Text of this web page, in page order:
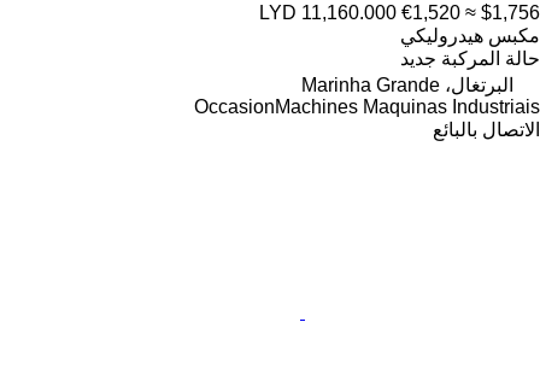
LYD 11,160.000 €1,520 ≈ $1,756
مكبس هيدروليكي
حالة المركبة جديد
البرتغال، Marinha Grande
OccasionMachines Maquinas Industriais
الاتصال بالبائع